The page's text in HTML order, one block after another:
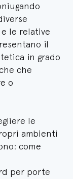
le relative
il
in grado
che
o
le
ambienti
come
per porte